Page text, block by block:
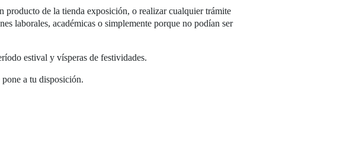
producto de la tienda exposición, o realizar cualquier trámite
laborales, académicas o simplemente porque no podían ser
estival y vísperas de festividades.
a tu disposición.